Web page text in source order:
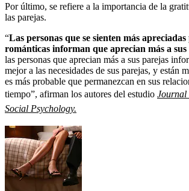
Por último, se refiere a la importancia de la
las parejas.
“Las personas que se sienten más
románticas informan que aprecian más a sus
las personas que aprecian más a sus parejas
mejor a las necesidades de sus parejas, y están
es más probable que permanezcan en sus
tiempo”, afirman los autores del estudio Journal
Social Psychology.